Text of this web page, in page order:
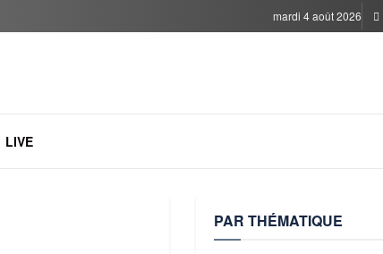
mardi 4 août 2026
LIVE
PAR THÉMATIQUE